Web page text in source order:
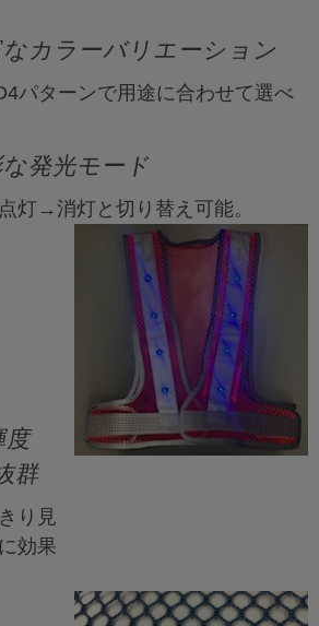
カラーバリエーション
パターンで用途に合わせて選べ
発光モード
→消灯と切り替え可能。
度
群
り見
効果